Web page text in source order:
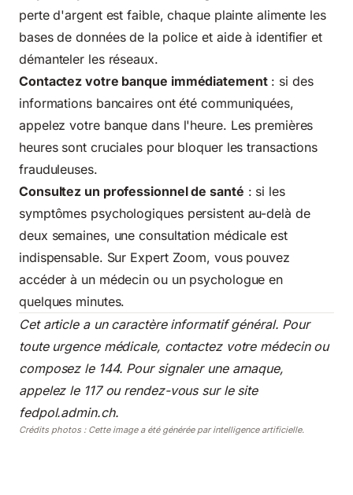
perte d'argent est faible, chaque plainte alimente les
bases de données de la police et aide à identifier et
démanteler les réseaux.
Contactez votre banque immédiatement: si des
informations bancaires ont été communiquées,
appelez votre banque dans l'heure. Les premières
heures sont cruciales pour bloquer les transactions
frauduleuses.
Consultez un professionnel de santé : si les
symptômes psychologiques persistent au-delà de
deux semaines, une consultation médicale est
indispensable. Sur Expert Zoom, vous pouvez
accéder à un médecin ou un psychologue en
quelques minutes.
Cet article a un caractère informatif général. Pour
toute urgence médicale, contactez votre médecin ou
composez le 144. Pour signaler une arnaque,
appelez le 117 ou rendez-vous sur le site
fedpol.admin.ch.
Crédits photos : Cette image a été générée par intelligence artificielle.